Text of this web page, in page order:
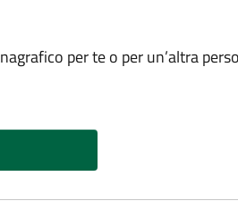
per te o per un’altra